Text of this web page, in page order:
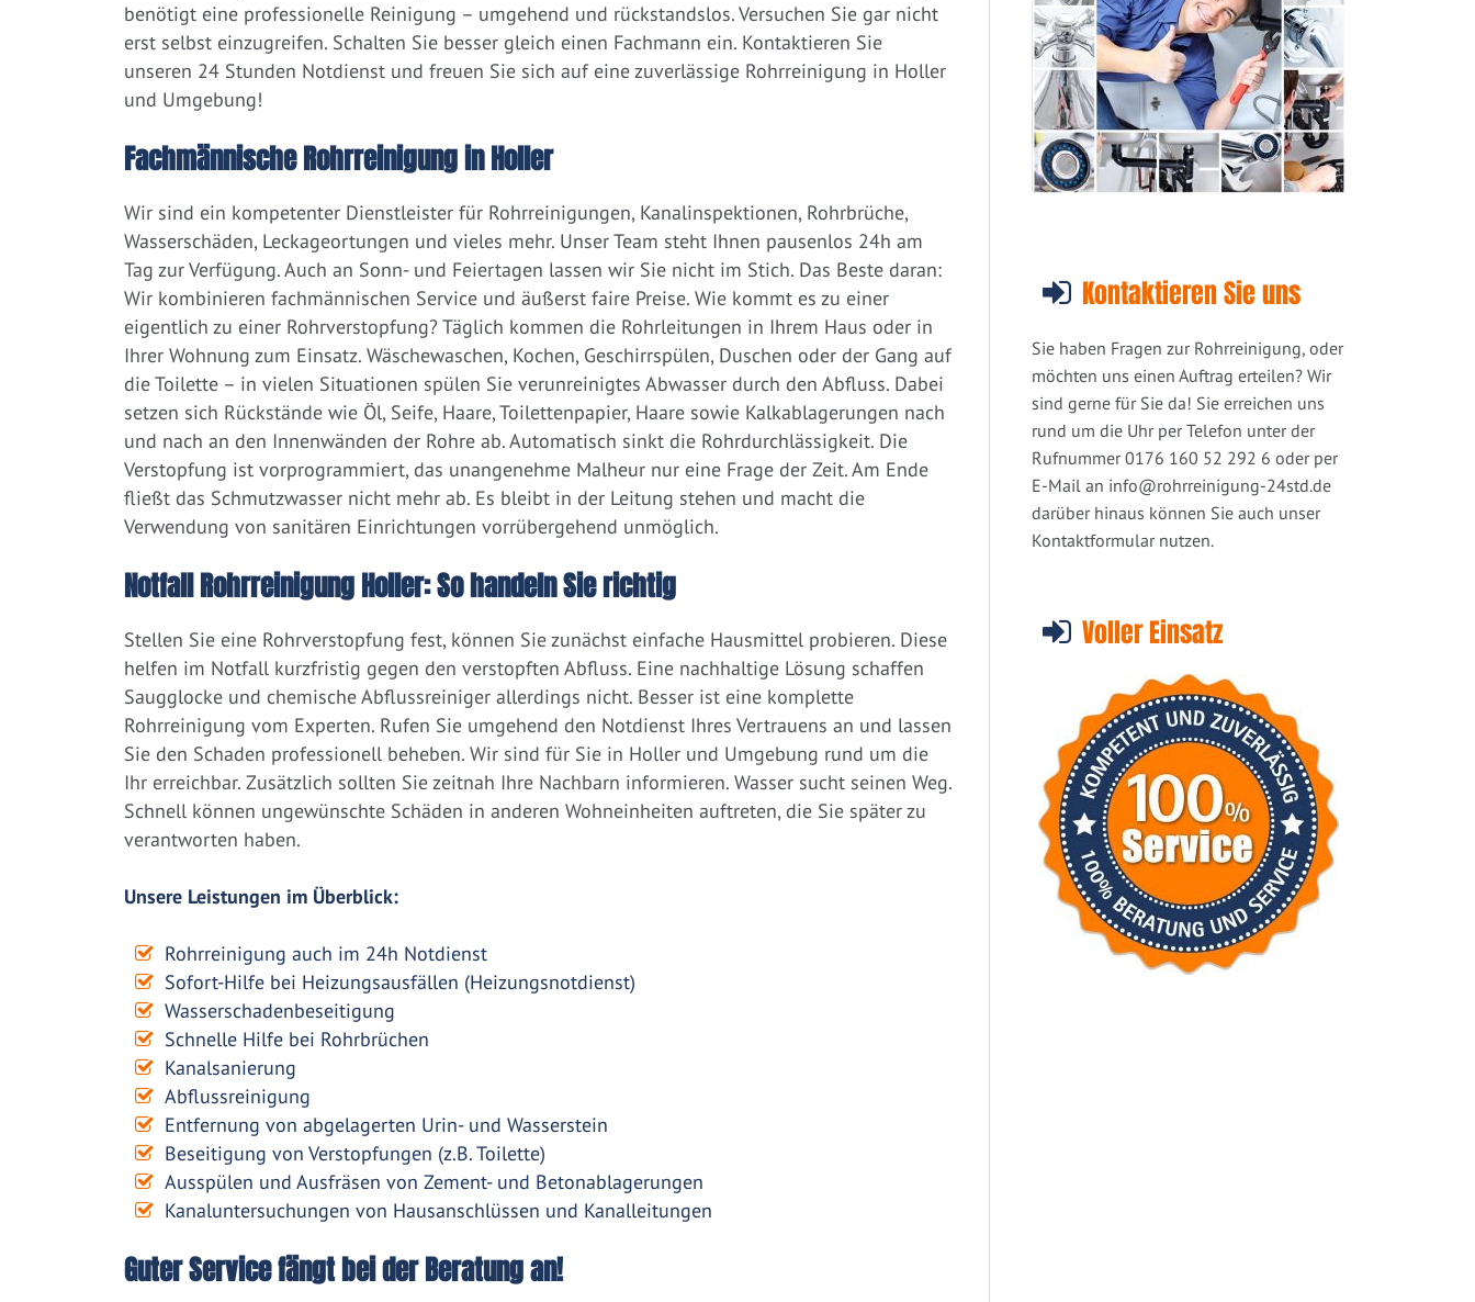
Kontaktieren Sie uns
Sie haben Fragen zur Rohrreinigung, oder
möchten uns einen Auftrag erteilen? Wir
sind gerne für Sie da! Sie erreichen uns
rund um die Uhr per Telefon unter der
Rufnummer 0176 160 52 292 6 oder per
E-Mail an info@rohrreinigung-24std.de
darüber hinaus können Sie auch unser
Kontaktformular nutzen.
benötigt eine professionelle Reinigung – umgehend und rückstandslos. Versuchen Sie gar nicht
erst selbst einzugreifen. Schalten Sie besser gleich einen Fachmann ein. Kontaktieren Sie
unseren 24 Stunden Notdienst und freuen Sie sich auf eine zuverlässige Rohrreinigung in Holler
und Umgebung!
Fachmännische Rohrreinigung in Holler
Wir sind ein kompetenter Dienstleister für Rohrreinigungen, Kanalinspektionen, Rohrbrüche,
Wasserschäden, Leckageortungen und vieles mehr. Unser Team steht Ihnen pausenlos 24h am
Tag zur Verfügung. Auch an Sonn- und Feiertagen lassen wir Sie nicht im Stich. Das Beste daran:
Wir kombinieren fachmännischen Service und äußerst faire Preise. Wie kommt es zu einer
eigentlich zu einer Rohrverstopfung? Täglich kommen die Rohrleitungen in Ihrem Haus oder in
Ihrer Wohnung zum Einsatz. Wäschewaschen, Kochen, Geschirrspülen, Duschen oder der Gang auf
die Toilette – in vielen Situationen spülen Sie verunreinigtes Abwasser durch den Abfluss. Dabei
setzen sich Rückstände wie Öl, Seife, Haare, Toilettenpapier, Haare sowie Kalkablagerungen nach
und nach an den Innenwänden der Rohre ab. Automatisch sinkt die Rohrdurchlässigkeit. Die
Verstopfung ist vorprogrammiert, das unangenehme Malheur nur eine Frage der Zeit. Am Ende
fließt das Schmutzwasser nicht mehr ab. Es bleibt in der Leitung stehen und macht die
Verwendung von sanitären Einrichtungen vorrübergehend unmöglich.
Notfall Rohrreinigung Holler: So handeln Sie richtig
Stellen Sie eine Rohrverstopfung fest, können Sie zunächst einfache Hausmittel probieren. Diese
helfen im Notfall kurzfristig gegen den verstopften Abfluss. Eine nachhaltige Lösung schaffen
Saugglocke und chemische Abflussreiniger allerdings nicht. Besser ist eine komplette
Rohrreinigung vom Experten. Rufen Sie umgehend den Notdienst Ihres Vertrauens an und lassen
Sie den Schaden professionell beheben. Wir sind für Sie in Holler und Umgebung rund um die
Ihr erreichbar. Zusätzlich sollten Sie zeitnah Ihre Nachbarn informieren. Wasser sucht seinen Weg.
Schnell können ungewünschte Schäden in anderen Wohneinheiten auftreten, die Sie später zu
verantworten haben.
Unsere Leistungen im Überblick:
Rohrreinigung auch im 24h Notdienst
Sofort-Hilfe bei Heizungsausfällen (Heizungsnotdienst)
Wasserschadenbeseitigung
Schnelle Hilfe bei Rohrbrüchen
Kanalsanierung
Abflussreinigung
Entfernung von abgelagerten Urin- und Wasserstein
Beseitigung von Verstopfungen (z.B. Toilette)
Ausspülen und Ausfräsen von Zement- und Betonablagerungen
Kanaluntersuchungen von Hausanschlüssen und Kanalleitungen
Guter Service fängt bei der Beratung an!
Voller Einsatz